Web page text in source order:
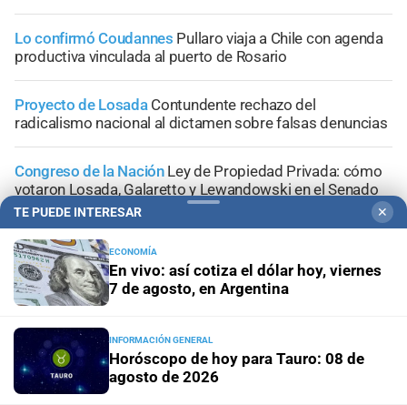
Lo confirmó Coudannes Pullaro viaja a Chile con agenda
productiva vinculada al puerto de Rosario
Proyecto de Losada Contundente rechazo del
radicalismo nacional al dictamen sobre falsas denuncias
Congreso de la Nación Ley de Propiedad Privada: cómo
votaron Losada, Galaretto y Lewandowski en el Senado
+Área Metropolitana
TE PUEDE INTERESAR ✕
ECONOMÍA
En vivo: así cotiza el dólar hoy, viernes
7 de agosto, en Argentina
INFORMACIÓN GENERAL
Horóscopo de hoy para Tauro: 08 de
agosto de 2026